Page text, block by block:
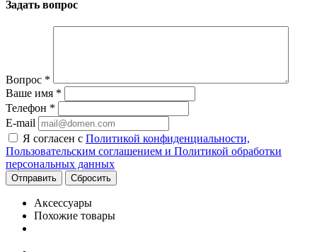
Задать вопрос
Вопрос *
Ваше имя *
Телефон *
E-mail
Я согласен с Политикой конфиденциальности,
Пользовательским соглашением и Политикой обработки
персональных данных
Сбросить
Аксессуары
Похожие товары